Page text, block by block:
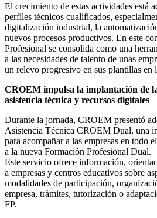
El crecimiento de estas actividades está
perfiles técnicos cualificados,
digitalización industrial, la
nuevos procesos productivos. En este
Profesional se consolida como una
a las necesidades de talento de unas
un relevo progresivo en sus plantillas en
CROEM impulsa la implantación de
asistencia técnica y recursos digitales
Durante la jornada, CROEM presentó
Asistencia Técnica CROEM Dual, una
para acompañar a las empresas en todo
a la nueva Formación Profesional Dual.
Este servicio ofrece información,
a empresas y centros educativos sobre
modalidades de participación,
empresa, trámites, tutorización o
FP.